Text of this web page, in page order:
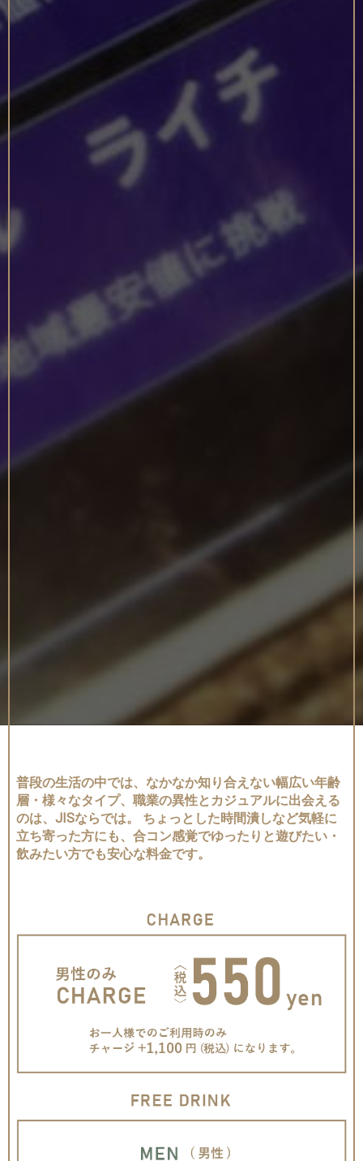
普段の生活の中では、なかなか知り合えない幅広い年齢
層・様々なタイプ、職業の異性とカジュアルに出会える
のは、JISならでは。 ちょっとした時間潰しなど気軽に
立ち寄った方にも、合コン感覚でゆったりと遊びたい・
飲みたい方でも安心な料金です。